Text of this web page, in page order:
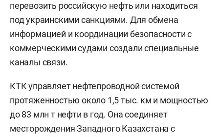
перевозить российскую нефть или находиться
под украинскими санкциями. Для обмена
информацией и координации безопасности с
коммерческими судами создали специальные
каналы связи.
КТК управляет нефтепроводной системой
протяженностью около 1,5 тыс. км и мощностью
до 83 млн т нефти в год. Она соединяет
месторождения Западного Казахстана с